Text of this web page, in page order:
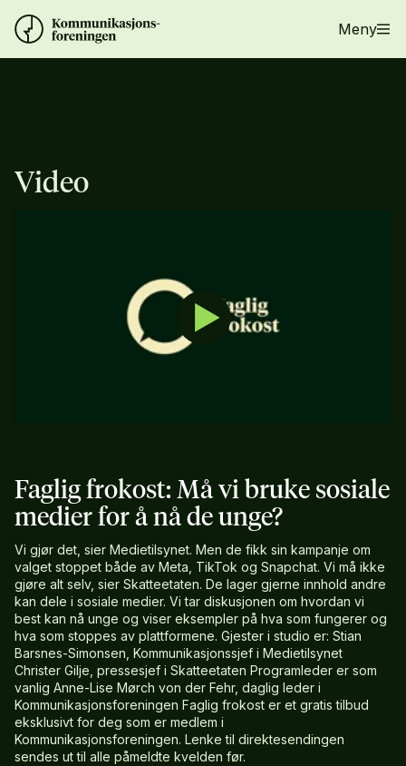
Meny
Video
Faglig frokost: Må vi bruke sosiale
medier for å nå de unge?
Vi gjør det, sier Medietilsynet. Men de fikk sin kampanje om
valget stoppet både av Meta, TikTok og Snapchat. Vi må ikke
gjøre alt selv, sier Skatteetaten. De lager gjerne innhold andre
kan dele i sosiale medier. Vi tar diskusjonen om hvordan vi
best kan nå unge og viser eksempler på hva som fungerer og
hva som stoppes av plattformene. Gjester i studio er: Stian
Barsnes-Simonsen, Kommunikasjonssjef i Medietilsynet
Christer Gilje, pressesjef i Skatteetaten Programleder er som
vanlig Anne-Lise Mørch von der Fehr, daglig leder i
Kommunikasjonsforeningen Faglig frokost er et gratis tilbud
eksklusivt for deg som er medlem i
Kommunikasjonsforeningen. Lenke til direktesendingen
sendes ut til alle påmeldte kvelden før.